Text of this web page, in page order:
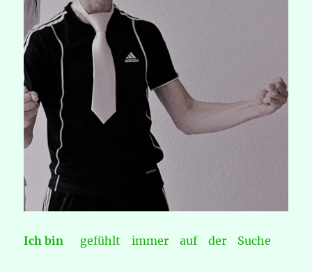
Ich bin gefühlt immer auf der Suche